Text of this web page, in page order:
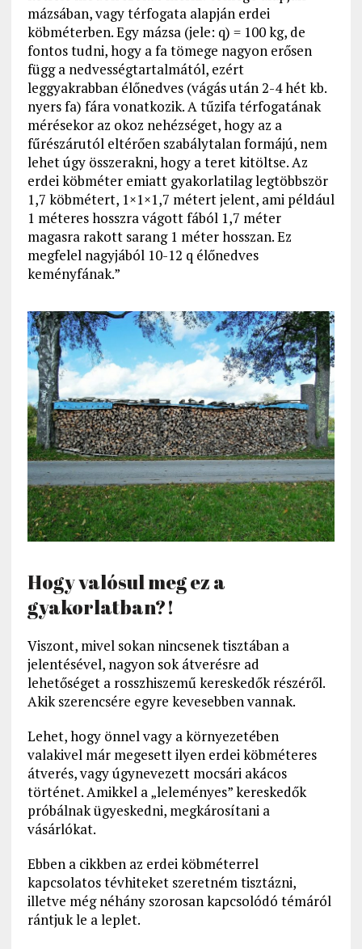
mázsában, vagy térfogata alapján erdei
köbméterben. Egy mázsa (jele: q) = 100 kg, de
fontos tudni, hogy a fa tömege nagyon erősen
függ a nedvességtartalmától, ezért
leggyakrabban élőnedves (vágás után 2-4 hét kb.
nyers fa) fára vonatkozik. A tűzifa térfogatának
mérésekor az okoz nehézséget, hogy az a
fűrészárutól eltérően szabálytalan formájú, nem
lehet úgy összerakni, hogy a teret kitöltse. Az
erdei köbméter emiatt gyakorlatilag legtöbbször
1,7 köbmétert, 1×1×1,7 métert jelent, ami például
1 méteres hosszra vágott fából 1,7 méter
magasra rakott sarang 1 méter hosszan. Ez
megfelel nagyjából 10-12 q élőnedves
keményfának.”
Hogy valósul meg ez a
gyakorlatban?!
Viszont, mivel sokan nincsenek tisztában a
jelentésével, nagyon sok átverésre ad
lehetőséget a rosszhiszemű kereskedők részéről.
Akik szerencsére egyre kevesebben vannak.
Lehet, hogy önnel vagy a környezetében
valakivel már megesett ilyen erdei köbméteres
átverés, vagy úgynevezett mocsári akácos
történet. Amikkel a „leleményes” kereskedők
próbálnak ügyeskedni, megkárosítani a
vásárlókat.
Ebben a cikkben az erdei köbméterrel
kapcsolatos tévhiteket szeretném tisztázni,
illetve még néhány szorosan kapcsolódó témáról
rántjuk le a leplet.